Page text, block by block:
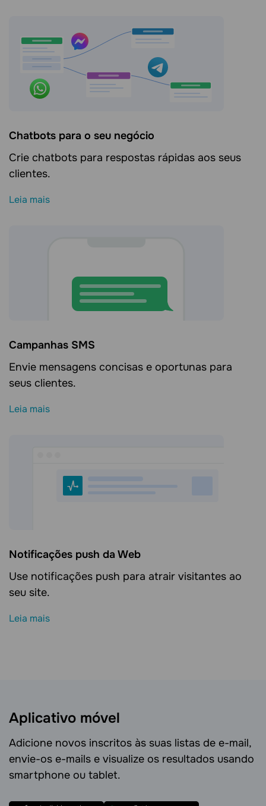
Сhatbots para o seu negócio
Crie chatbots para respostas rápidas aos seus
clientes.
Leia mais
Campanhas SMS
Envie mensagens concisas e oportunas para
seus clientes.
Leia mais
Notificações push da Web
Use notificações push para atrair visitantes ao
seu site.
Leia mais
Aplicativo móvel
Adicione novos inscritos às suas listas de e-mail,
envie-os e-mails e visualize os resultados usando
smartphone ou tablet.